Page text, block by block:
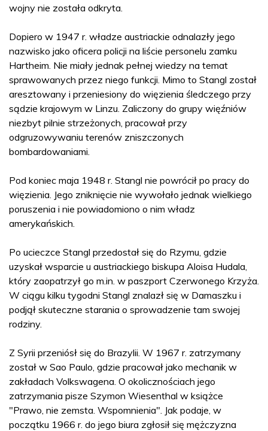
wojny nie została odkryta.
Dopiero w 1947 r. władze austriackie odnalazły jego
nazwisko jako oficera policji na liście personelu zamku
Hartheim. Nie miały jednak pełnej wiedzy na temat
sprawowanych przez niego funkcji. Mimo to Stangl został
aresztowany i przeniesiony do więzienia śledczego przy
sądzie krajowym w Linzu. Zaliczony do grupy więźniów
niezbyt pilnie strzeżonych, pracował przy
odgruzowywaniu terenów zniszczonych
bombardowaniami.
Pod koniec maja 1948 r. Stangl nie powrócił po pracy do
więzienia. Jego zniknięcie nie wywołało jednak wielkiego
poruszenia i nie powiadomiono o nim władz
amerykańskich.
Po ucieczce Stangl przedostał się do Rzymu, gdzie
uzyskał wsparcie u austriackiego biskupa Aloisa Hudala,
który zaopatrzył go m.in. w paszport Czerwonego Krzyża.
W ciągu kilku tygodni Stangl znalazł się w Damaszku i
podjął skuteczne starania o sprowadzenie tam swojej
rodziny.
Z Syrii przeniósł się do Brazylii. W 1967 r. zatrzymany
został w Sao Paulo, gdzie pracował jako mechanik w
zakładach Volkswagena. O okolicznościach jego
zatrzymania pisze Szymon Wiesenthal w książce
"Prawo, nie zemsta. Wspomnienia". Jak podaje, w
początku 1966 r. do jego biura zgłosił się mężczyzna